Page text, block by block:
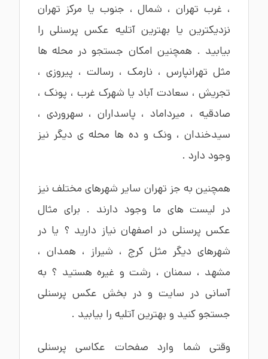
، غرب تهران، شمال، جنوب یا مرکز تهران
نزدیکترین یا بهترینآتلیه عکس پرسنلیرا
بیابید . همچنین امکان جستجو در محله ها
مثل تهرانپارس ، نارمک ، رسالت ، پیروزی ،
تجریش، سعادت آبادیا شهرک غرب ، پونک ،
صادقیه، میرداماد ، پاسداران ، سهروردی ،
سیدخندان ، ونک و ده ها محله ی دیگر نیز
وجود دارد .
همچنین به جز تهران سایر شهرهای مختلف نیز
در لیست های ما وجود دارند . برای مثال
عکس پرسنلی در اصفهان نیاز دارید ؟ یا در
شهرهای دیگر مثل کرج ، شیراز ، همدان ،
مشهد ، سمنان، رشتو غیره هستید ؟ به
آسانی در سایت و در بخش عکس پرسنلی
جستجو کنید و بهترین آتلیه را بیابید .
وقتی شما وارد صفحات عکاسی پرسنلی